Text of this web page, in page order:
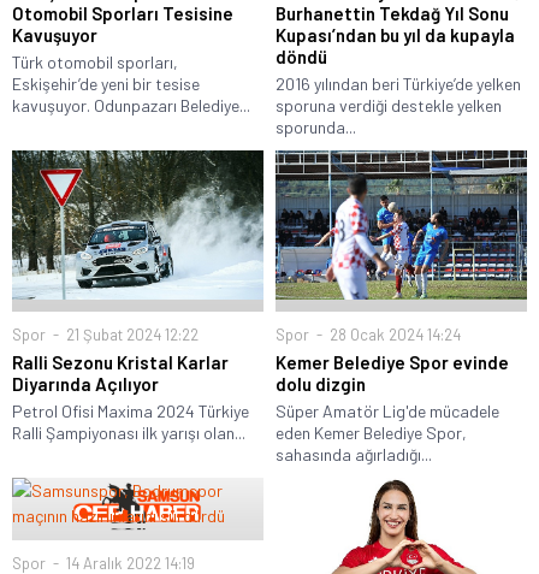
Otomobil Sporları Tesisine
Kavuşuyor
Türk otomobil sporları,
Eskişehir’de yeni bir tesise
kavuşuyor. Odunpazarı Belediye...
Burhanettin Tekdağ Yıl Sonu
Kupası’ndan bu yıl da kupayla
döndü
2016 yılından beri Türkiye’de yelken
sporuna verdiği destekle yelken
sporunda...
Spor 21 Şubat 2024 12:22
Ralli Sezonu Kristal Karlar
Diyarında Açılıyor
Petrol Ofisi Maxima 2024 Türkiye
Ralli Şampiyonası ilk yarışı olan...
Spor 28 Ocak 2024 14:24
Kemer Belediye Spor evinde
dolu dizgin
Süper Amatör Lig'de mücadele
eden Kemer Belediye Spor,
sahasında ağırladığı...
Spor 14 Aralık 2022 14:19